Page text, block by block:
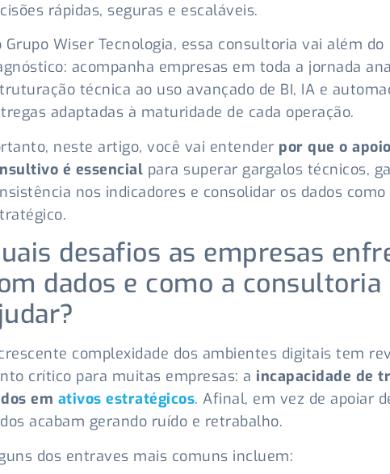
rápidas, seguras e escaláveis.
Grupo Wiser Tecnologia, essa consultoria vai além do
acompanha empresas em toda a jornada
técnica ao uso avançado de BI, IA e
adaptadas à maturidade de cada operação.
neste artigo, você vai entender por que o apoio
é essencial para superar gargalos técnicos,
nos indicadores e consolidar os dados
desafios as empresas
dados e como a consultoria
complexidade dos ambientes digitais tem
crítico para muitas empresas: a incapacidade de
em ativos estratégicos. Afinal, em vez de apoiar
acabam gerando ruído e retrabalho.
dos entraves mais comuns incluem: